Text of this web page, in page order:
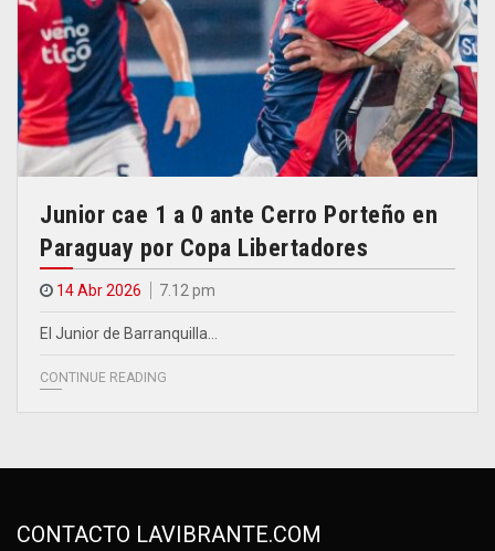
Junior cae 1 a 0 ante Cerro Porteño en
Paraguay por Copa Libertadores
14 Abr 2026 7.12 pm
El Junior de Barranquilla…
CONTINUE READING
CONTACTO LAVIBRANTE.COM